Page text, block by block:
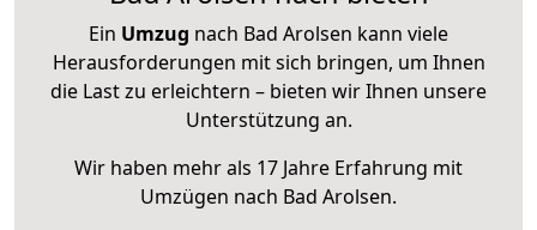
Ein Umzug nach Bad Arolsen kann viele
Herausforderungen mit sich bringen, um Ihnen
die Last zu erleichtern – bieten wir Ihnen unsere
Unterstützung an.
Wir haben mehr als 17 Jahre Erfahrung mit
Umzügen nach Bad Arolsen.